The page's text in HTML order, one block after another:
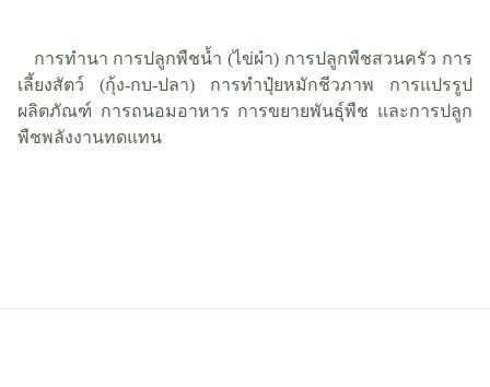
การทำนา การปลูกพืชน้ำ (ไข่ผำ) การปลูกพืชสวนครัว การ
เลี้ยงสัตว์ (กุ้ง-กบ-ปลา) การทำปุ๋ยหมักชีวภาพ การแปรรูป
ผลิตภัณฑ์ การถนอมอาหาร การขยายพันธุ์พืช และการปลูก
พืชพลังงานทดแทน